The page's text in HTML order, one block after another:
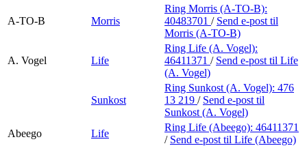
Gavekort
A-TO-B Morris
Ring Morris (A-TO-B):
40483701 / Send e-post til
Morris (A-TO-B)
A. Vogel Life
Ring Life (A. Vogel):
46411371 / Send e-post til Life
(A. Vogel)
Sunkost
Ring Sunkost (A. Vogel): 476
13 219 / Send e-post til
Sunkost (A. Vogel)
Abeego
Life
Ring Life (Abeego): 46411371
/ Send e-post til Life (Abeego)